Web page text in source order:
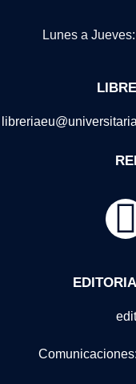
Lunes a